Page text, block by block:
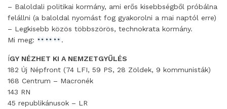
– Baloldali politikai kormány, ami erős kisebbségből próbálna
felállni (a baloldal nyomást fog gyakorolni a mai naptól erre)
– Legkisebb közös többszörös, technokrata kormány.
Mi meg:
.
ÍGY NÉZHET KI A NEMZETGYŰLÉS
182 Új Népfront (74 LFI, 59 PS, 28 Zöldek, 9 kommunisták)
168 Centrum – Macronék
143 RN
45 republikánusok – LR